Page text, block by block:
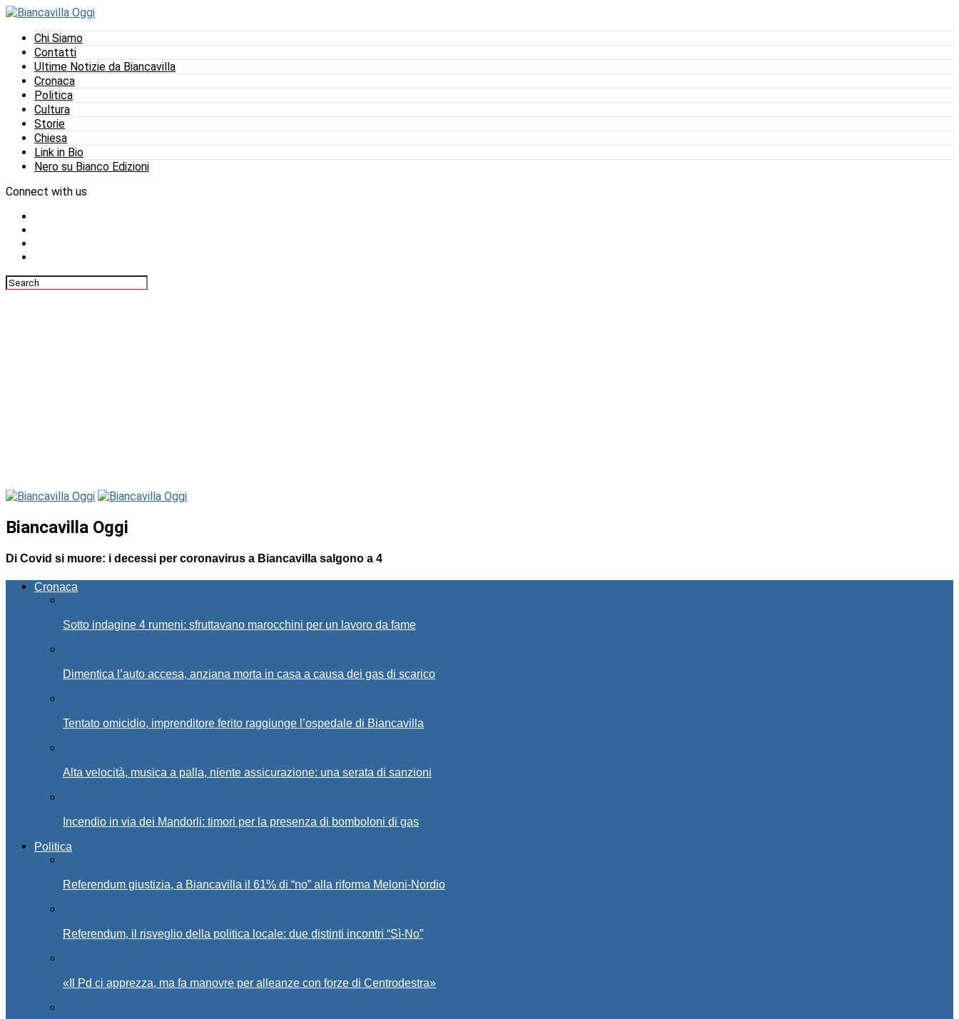
Chi Siamo
Contatti
Ultime Notizie da Biancavilla
Cronaca
Politica
Cultura
Storie
Chiesa
Link in Bio
Nero su Bianco Edizioni
Connect with us
Biancavilla Oggi
Di Covid si muore: i decessi per coronavirus a Biancavilla salgono a 4
Cronaca
Sotto indagine 4 rumeni: sfruttavano marocchini per un lavoro da fame
Dimentica l’auto accesa, anziana morta in casa a causa dei gas di scarico
Tentato omicidio, imprenditore ferito raggiunge l’ospedale di Biancavilla
Alta velocità, musica a palla, niente assicurazione: una serata di sanzioni
Incendio in via dei Mandorli: timori per la presenza di bomboloni di gas
Politica
Referendum giustizia, a Biancavilla il 61% di “no” alla riforma Meloni-Nordio
Referendum, il risveglio della politica locale: due distinti incontri “Sì-No”
«Il Pd ci apprezza, ma fa manovre per alleanze con forze di Centrodestra»